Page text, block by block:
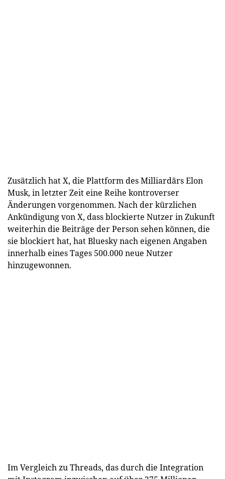
Zusätzlich hat X, die Plattform des Milliardärs Elon
Musk, in letzter Zeit eine Reihe kontroverser
Änderungen vorgenommen. Nach der kürzlichen
Ankündigung von X, dass blockierte Nutzer in Zukunft
weiterhin die Beiträge der Person sehen können, die
sie blockiert hat, hat Bluesky nach eigenen Angaben
innerhalb eines Tages 500.000 neue Nutzer
hinzugewonnen.
Im Vergleich zu Threads, das durch die Integration